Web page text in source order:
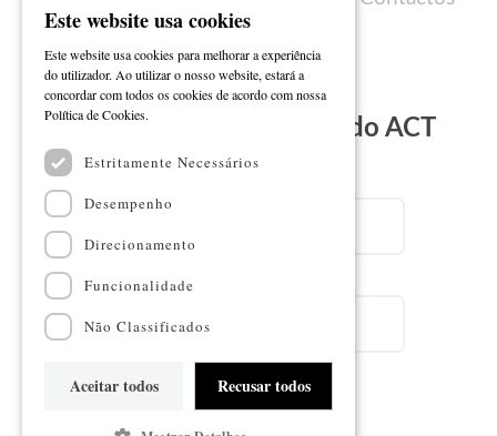
Subscreva a Newsletter do ACT
Subscrever
ENGLISH
Este website usa cookies
Este website usa cookies para melhorar a experiência
do utilizador. Ao utilizar o nosso website, estará a
concordar com todos os cookies de acordo com nossa
Política de Cookies.
Estritamente Necessários
Desempenho
Direcionamento
Funcionalidade
Não Classificados
Aceitar todos Recusar todos